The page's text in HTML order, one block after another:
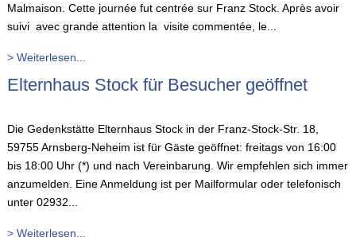
Malmaison. Cette journée fut centrée sur Franz Stock. Après avoir
suivi avec grande attention la visite commentée, le...
> Weiterlesen...
Elternhaus Stock für Besucher geöffnet
Die Gedenkstätte Elternhaus Stock in der Franz-Stock-Str. 18,
59755 Arnsberg-Neheim ist für Gäste geöffnet: freitags von 16:00
bis 18:00 Uhr (*) und nach Vereinbarung. Wir empfehlen sich immer
anzumelden. Eine Anmeldung ist per Mailformular oder telefonisch
unter 02932...
> Weiterlesen...